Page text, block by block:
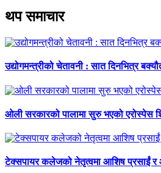
थप समाचार
उद्योगमन्त्रीको चेतावनी : सात दिनभित्र
ओली सरकारको पालामा सुरु भएको एरोस्पेस
टेक्सपायर कलेजको नेतृत्वमा आशिष प्रसाईं